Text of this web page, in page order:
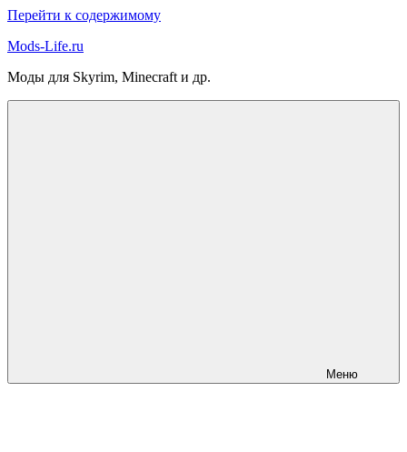
Перейти к содержимому
Mods-Life.ru
Моды для Skyrim, Minecraft и др.
Меню